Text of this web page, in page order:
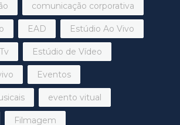
comunicação corporativa
EAD Estúdio Ao Vivo
Estúdio de Vídeo
Eventos
evento vitual
Filmagem